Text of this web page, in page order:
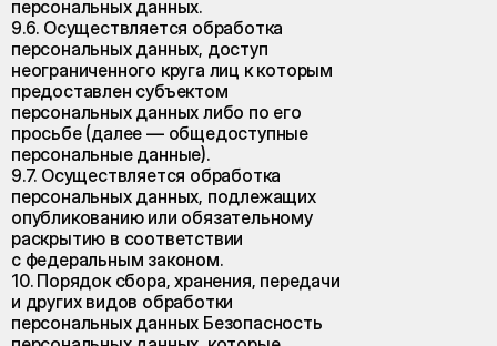
персональных данных.
9.6. Осуществляется обработка
персональных данных, доступ
неограниченного круга лиц к которым
предоставлен субъектом
персональных данных либо по его
просьбе (далее — общедоступные
персональные данные).
9.7. Осуществляется обработка
персональных данных, подлежащих
опубликованию или обязательному
раскрытию в соответствии
с федеральным законом.
10. Порядок сбора, хранения, передачи
и других видов обработки
персональных данных Безопасность